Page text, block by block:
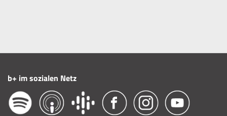
b+ im sozialen Netz